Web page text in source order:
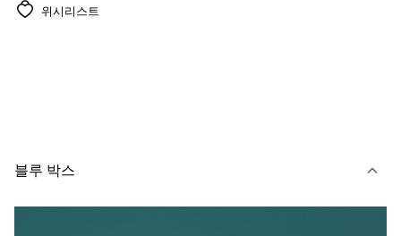
위시리스트
블루 박스